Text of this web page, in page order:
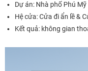
Dự án: Nhà phố Phú
Hệ cửa: Cửa đi ẩn lề &
Kết quả: không gian